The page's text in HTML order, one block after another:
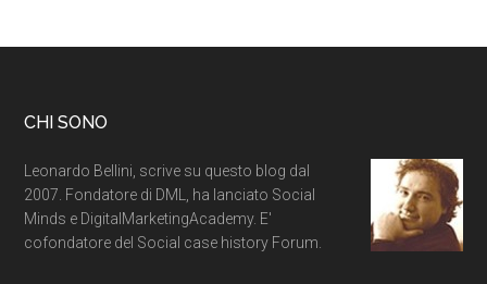
CHI SONO
Leonardo Bellini, scrive su questo blog dal
2007. Fondatore di DML, ha lanciato Social
Minds e DigitalMarketingAcademy. E'
cofondatore del Social case history Forum.